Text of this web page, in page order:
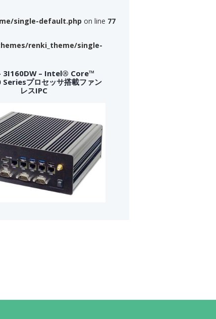
single-default.php on line 77
renki_theme/single-
3I160DW – Intel® Core™
プロセッサ搭載ファン
レスIPC